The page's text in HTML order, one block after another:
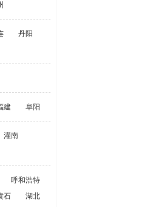
丹阳
建 阜阳
灌南
呼和浩特
石
湖北